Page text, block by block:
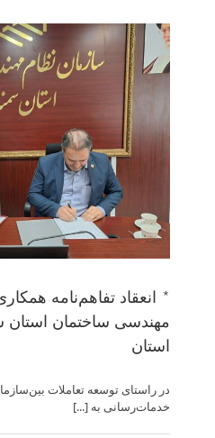
* انعقاد تفاهم‌نامه
مهندسی ساختمان استان
استان
در راستای توسعه تعاملات
خدمات‌رسانی به [...]